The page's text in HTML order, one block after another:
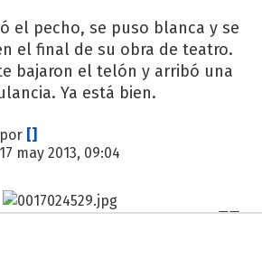
el pecho, se puso blanca y se
el final de su obra de teatro.
bajaron el telón y arribó una
Ya está bien.
por []
17 may 2013, 09:04